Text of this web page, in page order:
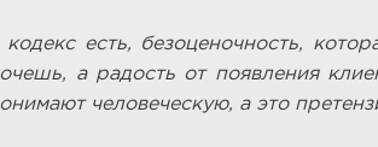
есть, безоценочность,
а радость от появления
человеческую, а это